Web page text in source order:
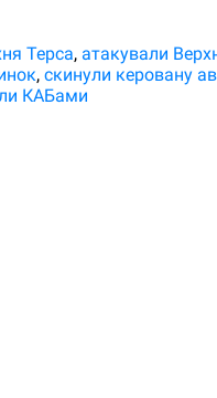
Терса атакували
скинули керовану
КАБами